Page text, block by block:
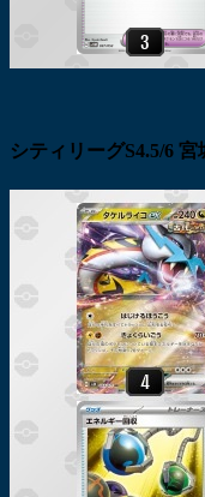
シティリーグS4.5/6